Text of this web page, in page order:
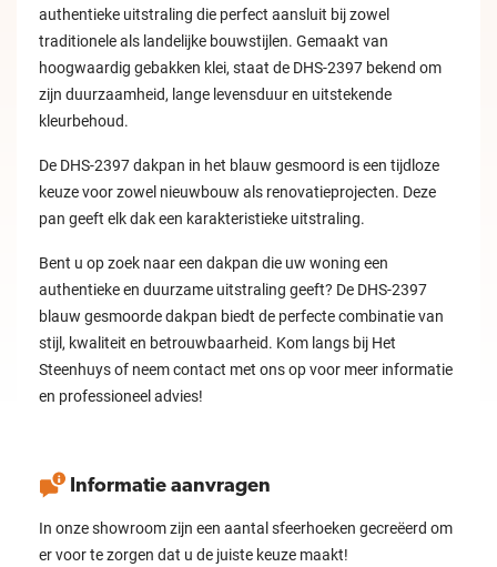
authentieke uitstraling die perfect aansluit bij zowel
traditionele als landelijke bouwstijlen. Gemaakt van
hoogwaardig gebakken klei, staat de DHS-2397 bekend om
zijn duurzaamheid, lange levensduur en uitstekende
kleurbehoud.
De DHS-2397 dakpan in het blauw gesmoord is een tijdloze
keuze voor zowel nieuwbouw als renovatieprojecten. Deze
pan geeft elk dak een karakteristieke uitstraling.
Bent u op zoek naar een dakpan die uw woning een
authentieke en duurzame uitstraling geeft? De DHS-2397
blauw gesmoorde dakpan biedt de perfecte combinatie van
stijl, kwaliteit en betrouwbaarheid. Kom langs bij Het
Steenhuys of neem contact met ons op voor meer informatie
en professioneel advies!
Informatie aanvragen
In onze showroom zijn een aantal sfeerhoeken gecreëerd om
er voor te zorgen dat u de juiste keuze maakt!